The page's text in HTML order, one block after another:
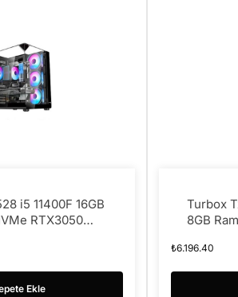
i5 11400F 16GB
RTX3050
Ekle
Turbox
8GB
₺6.196.40